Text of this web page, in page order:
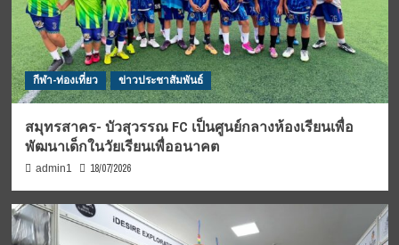
กีฬา-ท่องเที่ยว ข่าวประชาสัมพันธ์
สมุทรสาคร- บัวสุวรรณ FC เป็นศูนย์กลางห้องเรียนเพื่อ
พัฒนาเด็กในวัยเรียนเพื่ออนาคต
admin1 18/07/2026